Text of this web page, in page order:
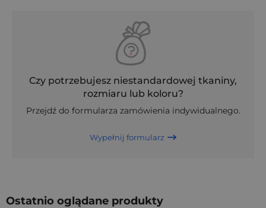
Czy potrzebujesz niestandardowej tkaniny,
rozmiaru lub koloru?
Przejdź do formularza zamówienia indywidualnego.
Wypełnij formularz
Ostatnio oglądane produkty